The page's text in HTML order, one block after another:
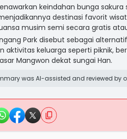
keindahan bunga
destinasi favorit
musim semi secara gratis
Park disebut sebagai
aktivitas keluarga seperti piknik,
Mangwon dekat sungai Han.
was AI-assisted and reviewed by